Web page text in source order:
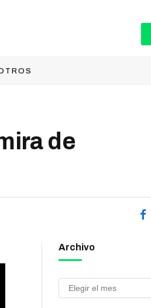
de
Archivo